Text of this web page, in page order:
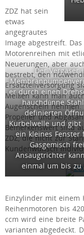
ZDZ hat sein
etwas
angegrautes
Image abgestreift.
Motorenreihen mit
Neuerungen, aber
bestrebt, den
Ersatzteilversorgung
Meißen kann man
Augenschein
Propeller und
Bemerkenswert sind
ZDZ, die nicht zur
Kundenwunsch
Der Vergaser
er durch einen
hauchdünne
definierten
Kurbelwelle und
ein kleines Fenster
Gasgemisch
Ansaugtrichter
einmal um bis zu
Einzylinder mit einem
Reihenmotoren bis
ccm wird eine breite
varianten abgedeckt.